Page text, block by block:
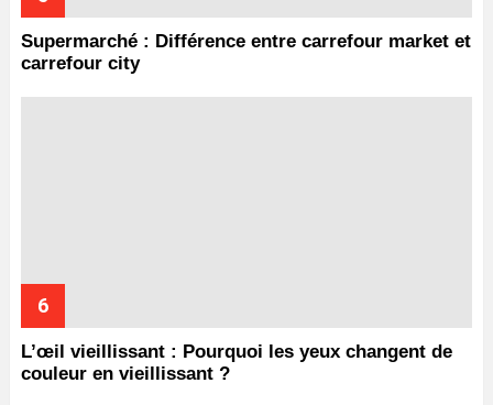
Supermarché : Différence entre carrefour market et
carrefour city
L’œil vieillissant : Pourquoi les yeux changent de
couleur en vieillissant ?